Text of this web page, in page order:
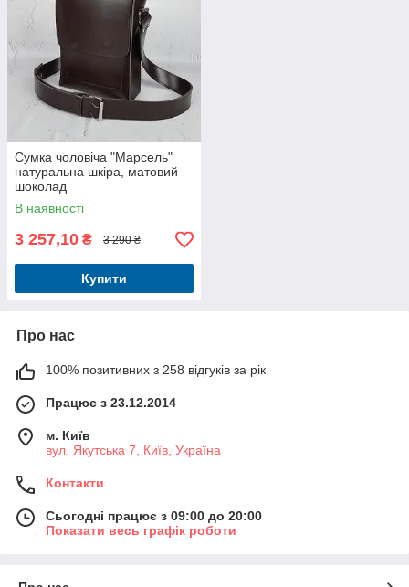
Сумка чоловіча "Марсель"
натуральна шкіра, матовий
шоколад
В наявності
3 257,10 ₴ 3 290 ₴
Купити
Про нас
100% позитивних з 258 відгуків за рік
Працює з 23.12.2014
м. Київ
вул. Якутська 7, Київ, Україна
Контакти
Сьогодні працює з 09:00 до 20:00
Показати весь графік роботи